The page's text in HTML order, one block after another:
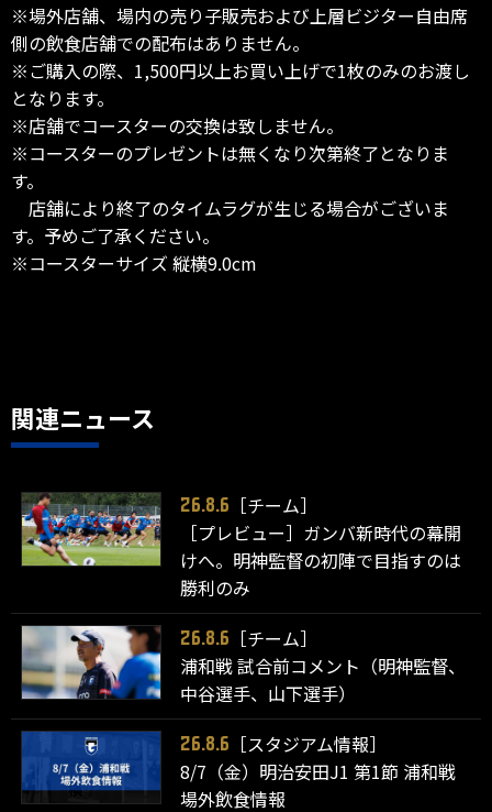
※場外店舗、場内の売り子販売および上層ビジター自由席
側の飲食店舗での配布はありません。
※ご購入の際、1,500円以上お買い上げで1枚のみのお渡し
となります。
※店舗でコースターの交換は致しません。
※コースターのプレゼントは無くなり次第終了となりま
す。
店舗により終了のタイムラグが生じる場合がございま
す。予めご了承ください。
※コースターサイズ 縦横9.0cm
関連ニュース
26.8.6
［チーム］
［プレビュー］ガンバ新時代の幕開
けへ。明神監督の初陣で目指すのは
勝利のみ
26.8.6
［チーム］
浦和戦 試合前コメント（明神監督、
中谷選手、山下選手）
26.8.6
［スタジアム情報］
8/7（金）明治安田J1 第1節 浦和戦
場外飲食情報